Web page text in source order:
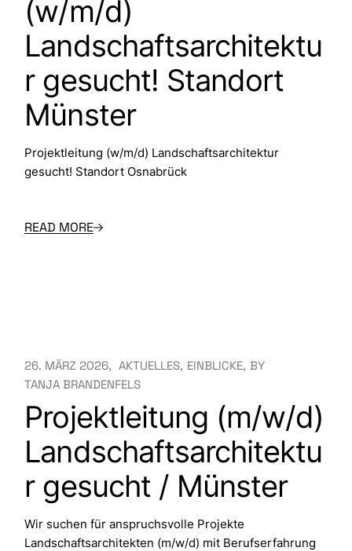
(w/m/d)
Landschaftsarchitektu
r gesucht! Standort
Münster
Projektleitung (w/m/d) Landschaftsarchitektur
gesucht! Standort Osnabrück
READ MORE
26. MÄRZ 2026 AKTUELLES EINBLICKE BY
TANJA BRANDENFELS
Projektleitung (m/w/d)
Landschaftsarchitektu
r gesucht / Münster
Wir suchen für anspruchsvolle Projekte
Landschaftsarchitekten (m/w/d) mit Berufserfahrung